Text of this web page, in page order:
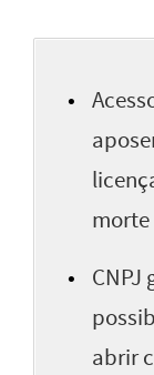
abrir